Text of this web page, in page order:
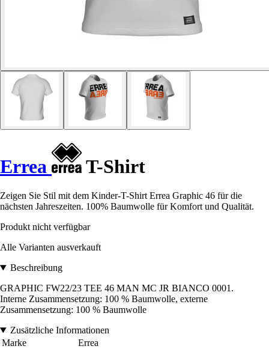
Errea T-Shirt
Zeigen Sie Stil mit dem Kinder-T-Shirt Errea Graphic 46 für die
nächsten Jahreszeiten. 100% Baumwolle für Komfort und Qualität.
Produkt nicht verfügbar
Alle Varianten ausverkauft
Beschreibung
GRAPHIC FW22/23 TEE 46 MAN MC JR BIANCO 0001.
Interne Zusammensetzung: 100 % Baumwolle, externe
Zusammensetzung: 100 % Baumwolle
Zusätzliche Informationen
Marke
Errea